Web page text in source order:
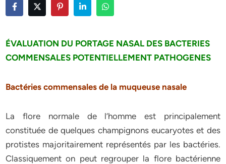
ÉVALUATION DU PORTAGE NASAL DES BACTERIES
COMMENSALES POTENTIELLEMENT PATHOGENES
Bactéries commensales de la muqueuse nasale
La flore normale de l’homme est principalement
constituée de quelques champignons eucaryotes et des
protistes majoritairement représentés par les bactéries.
Classiquement on peut regrouper la flore bactérienne